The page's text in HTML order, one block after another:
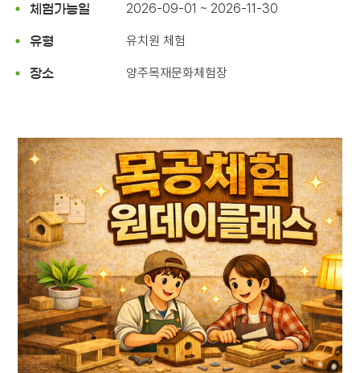
체험가능일 2026-09-01 ~ 2026-11-30
유형 유치원 체험
장소 양주목재문화체험장